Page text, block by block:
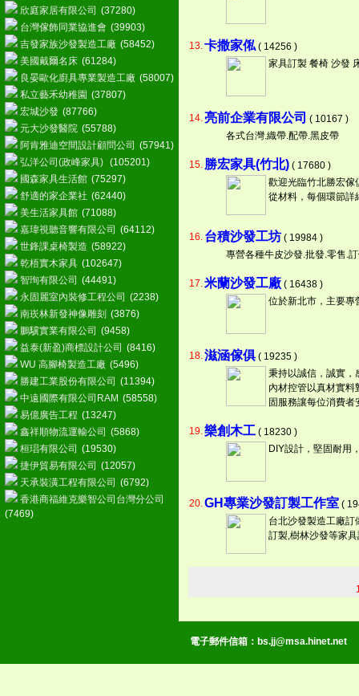
欣庭家居有限公司 (37280)
台灣傢飾同業協進會 (39903)
吉發家族沙發製造工廠 (58452)
美國戴爾名床 (61284)
良晏歐化廚具專業製造工廠 (58007)
私立藝禾幼稚園 (37807)
宏城沙發 (87766)
元大沙發醫院 (55788)
阿肯雅迪空間設計顧問公司 (57941)
弘洋公司(政峰家具) (105201)
國森家具生活館 (75297)
舒適的家企業社 (62440)
美生活家具館 (71088)
嘉瑋視聽音響有限公司 (64112)
世鋒課桌椅製造 (58922)
乾梧實木家具 (102647)
智珣有限公司 (44491)
永固麗室內裝修工程公司 (2238)
南崁林新發神像雕刻 (3876)
鵬驥實業有限公司 (9458)
益泰(新盈)商標設計公司 (8416)
WU 高腳椅製造工廠 (5496)
勝建工業股份有限公司 (11394)
中遠國際有限公司RAM (58558)
易億廣告工程 (13247)
鑫祥順物流運輸公司 (5868)
桓琩有限公司 (19530)
捷伊貿易有限公司 (12057)
天承裝潢工程有限公司 (6792)
香港商福維克樂智公司台灣分公司
(7469)
13.卡撒家俬( 14256 )
家具訂製 餐椅 沙發
14.亮前企業有限公司 ( 10167 )
各式台灣.織帶.配帶.黑皮帶
15. 勝宏家具(竹北) ( 17680 )
歡迎光臨竹北勝宏傢
從材料，每個環節詳
16. 台積沙發工坊 ( 19984 )
專營各種牛皮沙發.批發.零售.
17.米蘭沙發工廠 ( 16438 )
位於新北市，主要專
18.滋涵傢俱( 19235 )
秉持以誠信，誠實，
內材控管以真材實
固服務讓每位消費者
19.樂創木工 ( 18230 )
DIY設計，堅固耐用
20.GH專業沙發訂製工作室 (
台北沙發製造工廠
訂製,樹林沙發等家
電子郵件信箱： bs.jj@msa.hinet.net